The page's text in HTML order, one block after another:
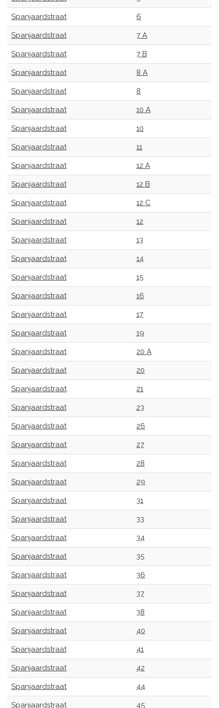
Spanjaardstraat 6
Spanjaardstraat 7 A
Spanjaardstraat 7 B
Spanjaardstraat 8 A
Spanjaardstraat 8
Spanjaardstraat 10 A
Spanjaardstraat 10
Spanjaardstraat 11
Spanjaardstraat 12 A
Spanjaardstraat 12 B
Spanjaardstraat 12 C
Spanjaardstraat 12
Spanjaardstraat 13
Spanjaardstraat 14
Spanjaardstraat 15
Spanjaardstraat 16
Spanjaardstraat 17
Spanjaardstraat 19
Spanjaardstraat 20 A
Spanjaardstraat 20
Spanjaardstraat 21
Spanjaardstraat 23
Spanjaardstraat 26
Spanjaardstraat 27
Spanjaardstraat 28
Spanjaardstraat 29
Spanjaardstraat 31
Spanjaardstraat 33
Spanjaardstraat 34
Spanjaardstraat 35
Spanjaardstraat 36
Spanjaardstraat 37
Spanjaardstraat 38
Spanjaardstraat 40
Spanjaardstraat 41
Spanjaardstraat 42
Spanjaardstraat 44
Spanjaardstraat 45